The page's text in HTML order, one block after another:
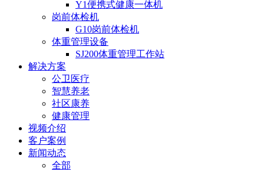
Y1便携式健康一体机
岗前体检机
G10岗前体检机
体重管理设备
SJ200体重管理工作站
解决方案
公卫医疗
智慧养老
社区康养
健康管理
视频介绍
客户案例
新闻动态
全部